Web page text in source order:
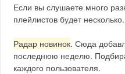
Если вы слушаете много
плейлистов будет
Радар новинок. Сюда
последнюю неделю.
каждого пользователя.